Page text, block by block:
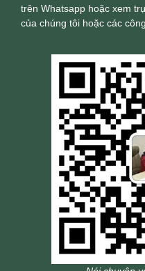
trên Whatsapp hoặc xem
của chúng tôi hoặc các